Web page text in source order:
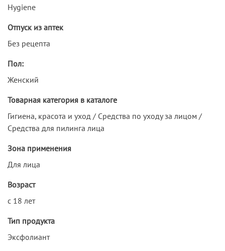
Hygiene
Отпуск из аптек
Без рецепта
Пол:
Женский
Товарная категория в каталоге
Гигиена, красота и уход / Средства по уходу за лицом /
Средства для пилинга лица
Зона применения
Для лица
Возраст
с 18 лет
Тип продукта
Эксфолиант